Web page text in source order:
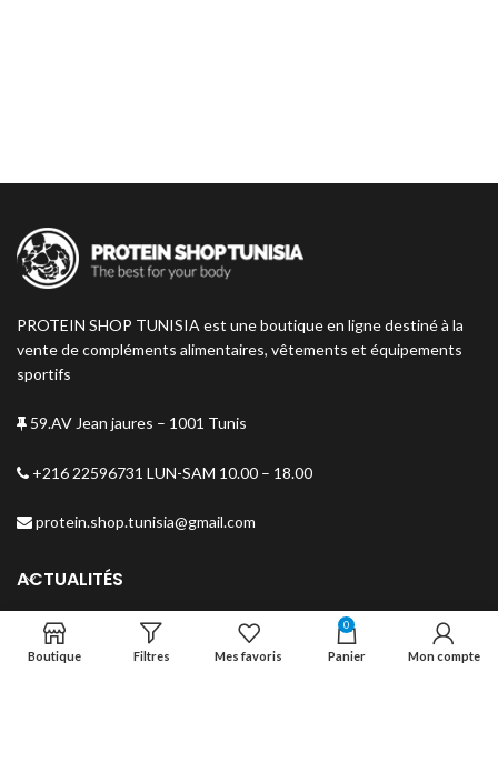
PROTEIN SHOP TUNISIA est une boutique en ligne destiné à la
vente de compléments alimentaires, vêtements et équipements
sportifs
59.AV Jean jaures – 1001 Tunis
+216 22596731 LUN-SAM 10.00 – 18.00
protein.shop.tunisia@gmail.com
ACTUALITÉS
MENU
Boutique Filtres Mes favoris
0
Panier Mon compte